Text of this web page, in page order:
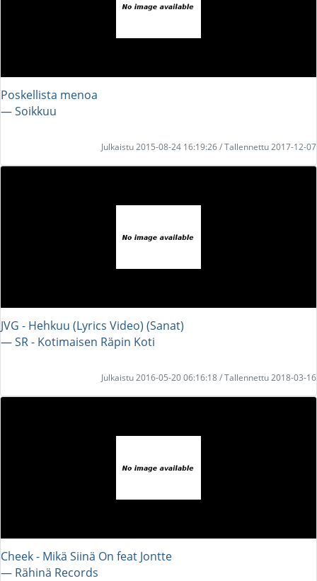
Poskellista menoa
― Soikkuu
Julkaistu 2015-08-24 16:19:26 / Tallennettu 2017-12-07
JVG - Hehkuu (Lyrics Video) (Sanat)
― SR - Kotimaisen Räpin Koti
Julkaistu 2016-05-20 06:16:18 / Tallennettu 2018-03-16
Cheek - Mikä Siinä On feat Jontte
― Rähinä Records